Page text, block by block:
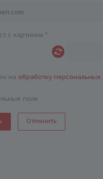
с картинки *
на обработку
поля
Отменить